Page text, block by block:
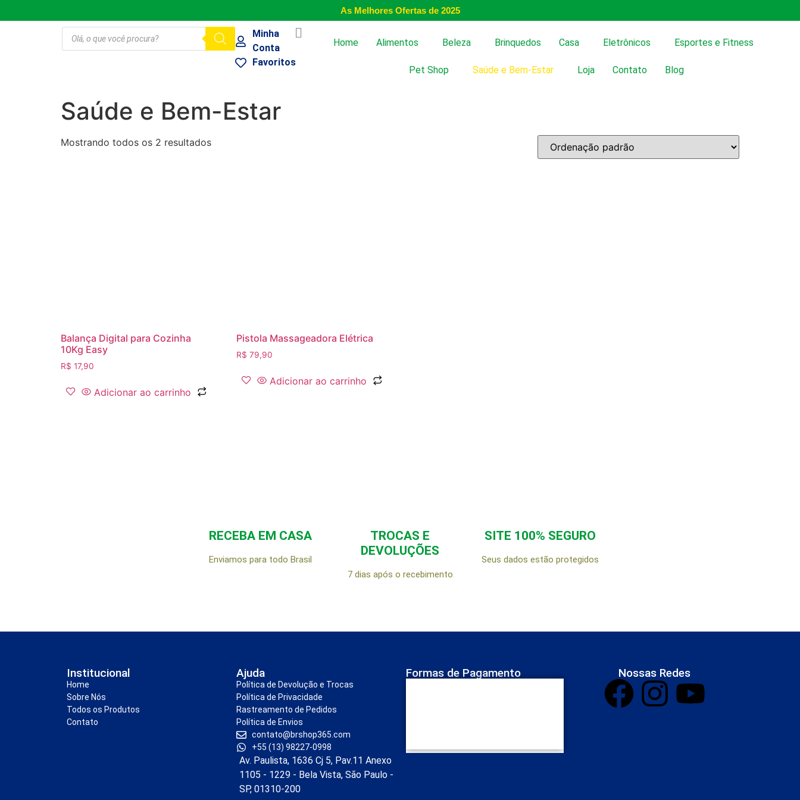
As Melhores Ofertas de 2025
Minha
Conta
Favoritos
Home Alimentos Beleza Brinquedos Casa Eletrônicos Esportes e Fitness
Pet Shop Saúde e Bem-Estar Loja Contato Blog
Saúde e Bem-Estar
Mostrando todos os 2 resultados
Balança Digital para Cozinha
10Kg Easy
R$ 17,90
Adicionar ao carrinho
Pistola Massageadora Elétrica
R$ 79,90
Adicionar ao carrinho
RECEBA EM CASA
Enviamos para todo Brasil
TROCAS E
DEVOLUÇÕES
7 dias após o recebimento
SITE 100% SEGURO
Seus dados estão protegidos
Institucional
Home
Sobre Nós
Todos os Produtos
Contato
Ajuda
Política de Devolução e Trocas
Política de Privacidade
Rastreamento de Pedidos
Política de Envios
contato@brshop365.com
+55 (13) 98227-0998
Av. Paulista, 1636 Cj 5, Pav.11 Anexo
1105 - 1229 - Bela Vista, São Paulo -
SP, 01310-200
Formas de Pagamento Nossas Redes